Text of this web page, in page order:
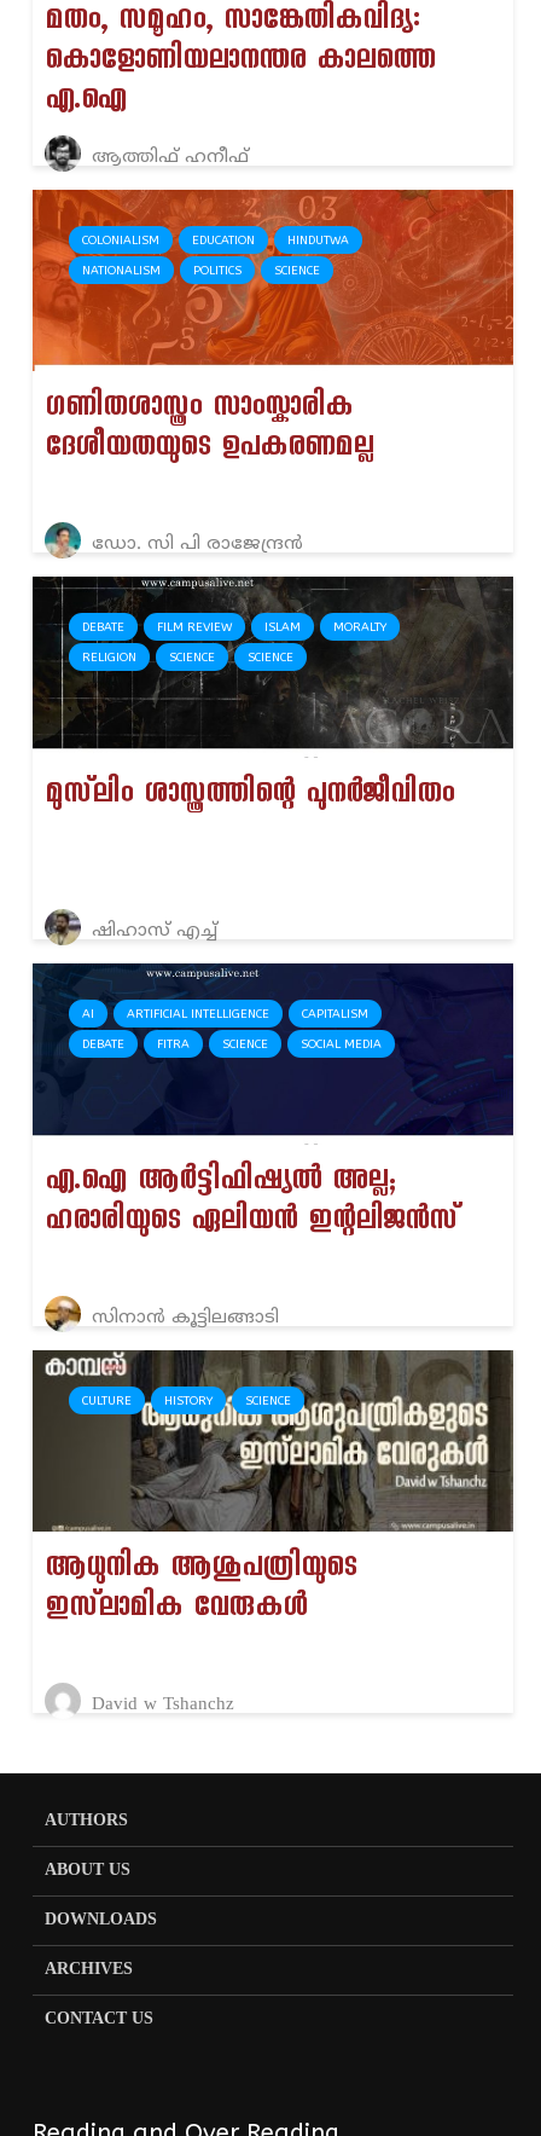
മതം, സമൂഹം, സാങ്കേതികവിദ്യ:
കൊളോണിയലാനന്തര കാലത്തെ
എ.ഐ
ആത്തിഫ് ഹനീഫ്
COLONIALISM EDUCATION HINDUTWA
NATIONALISM POLITICS SCIENCE
ഗണിതശാസ്ത്രം സാംസ്കാരിക
ദേശീയതയുടെ ഉപകരണമല്ല
ഡോ. സി പി രാജേന്ദ്രൻ
DEBATE FILM REVIEW ISLAM MORALTY
RELIGION SCIENCE SCIENCE
മുസ്‌ലിം ശാസ്ത്രത്തിന്റെ പുനർജീവിതം
ഷിഹാസ് എച്ച്
AI ARTIFICIAL INTELLIGENCE CAPITALISM
DEBATE FITRA SCIENCE SOCIAL MEDIA
എ.ഐ ആർട്ടിഫിഷ്യൽ അല്ല;
ഹരാരിയുടെ ഏലിയൻ ഇന്റലിജൻസ്
സിനാൻ കൂട്ടിലങ്ങാടി
CULTURE HISTORY SCIENCE
ആധുനിക ആശുപത്രിയുടെ
ഇസ്‌ലാമിക വേരുകൾ
David w Tshanchz
AUTHORS
ABOUT US
DOWNLOADS
ARCHIVES
CONTACT US